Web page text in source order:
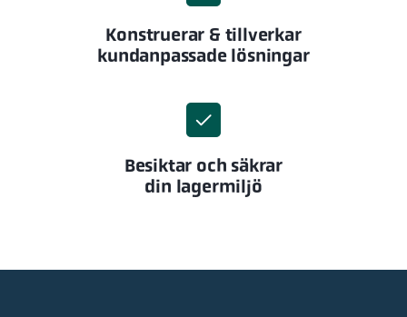
Konstruerar & tillverkar
kundanpassade lösningar
Besiktar och säkrar
din lagermiljö